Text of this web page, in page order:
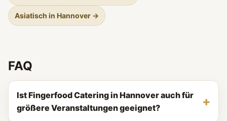
Asiatisch in Hannover →
FAQ
Ist Fingerfood Catering in Hannover auch für
größere Veranstaltungen geeignet?